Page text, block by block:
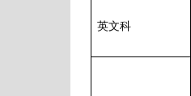
英文科